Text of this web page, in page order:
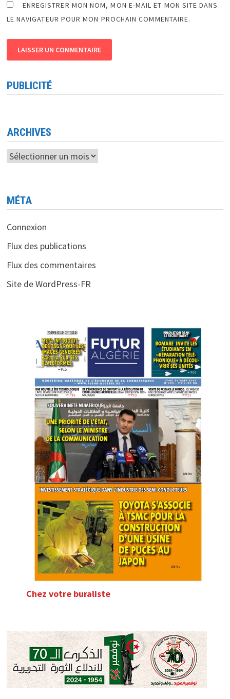
ENREGISTRER MON NOM, MON E-MAIL ET MON SITE DANS
LE NAVIGATEUR POUR MON PROCHAIN COMMENTAIRE.
PUBLICITÉ
ARCHIVES
Archives
MÉTA
Connexion
Flux des publications
Flux des commentaires
Site de WordPress-FR
Chez votre buraliste